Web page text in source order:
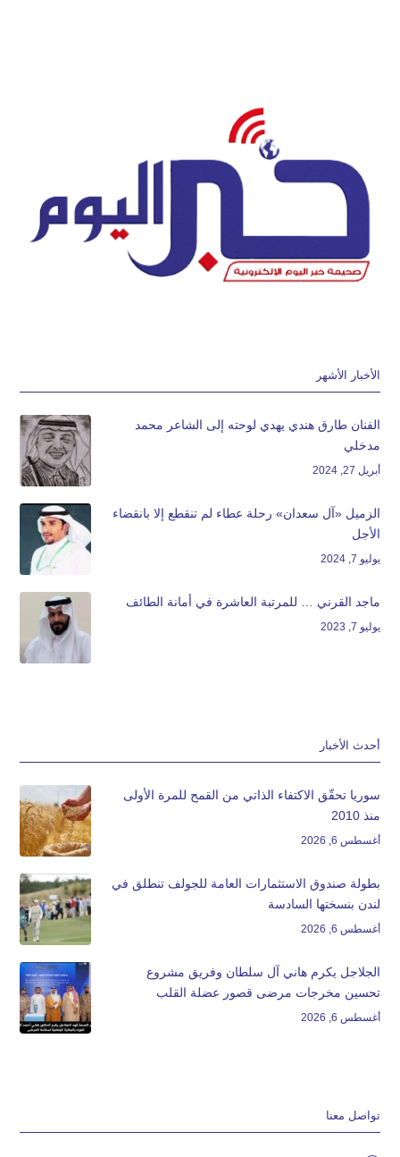
الأخبار الأشهر
الفنان طارق هندي يهدي لوحته إلى الشاعر محمد
مدخلي
أبريل 27, 2024
الزميل «آل سعدان» رحلة عطاء لم تنقطع إلا بانقضاء
الأجل
يوليو 7, 2024
ماجد القرني … للمرتبة العاشرة في أمانة الطائف
يوليو 7, 2023
أحدث الأخبار
سوريا تحقّق الاكتفاء الذاتي من القمح للمرة الأولى
منذ 2010
أغسطس 6, 2026
بطولة صندوق الاستثمارات العامة للجولف تنطلق في
لندن بنسختها السادسة
أغسطس 6, 2026
الجلاجل يكرم هاني آل سلطان وفريق مشروع
تحسين مخرجات مرضى قصور عضلة القلب
أغسطس 6, 2026
تواصل معنا